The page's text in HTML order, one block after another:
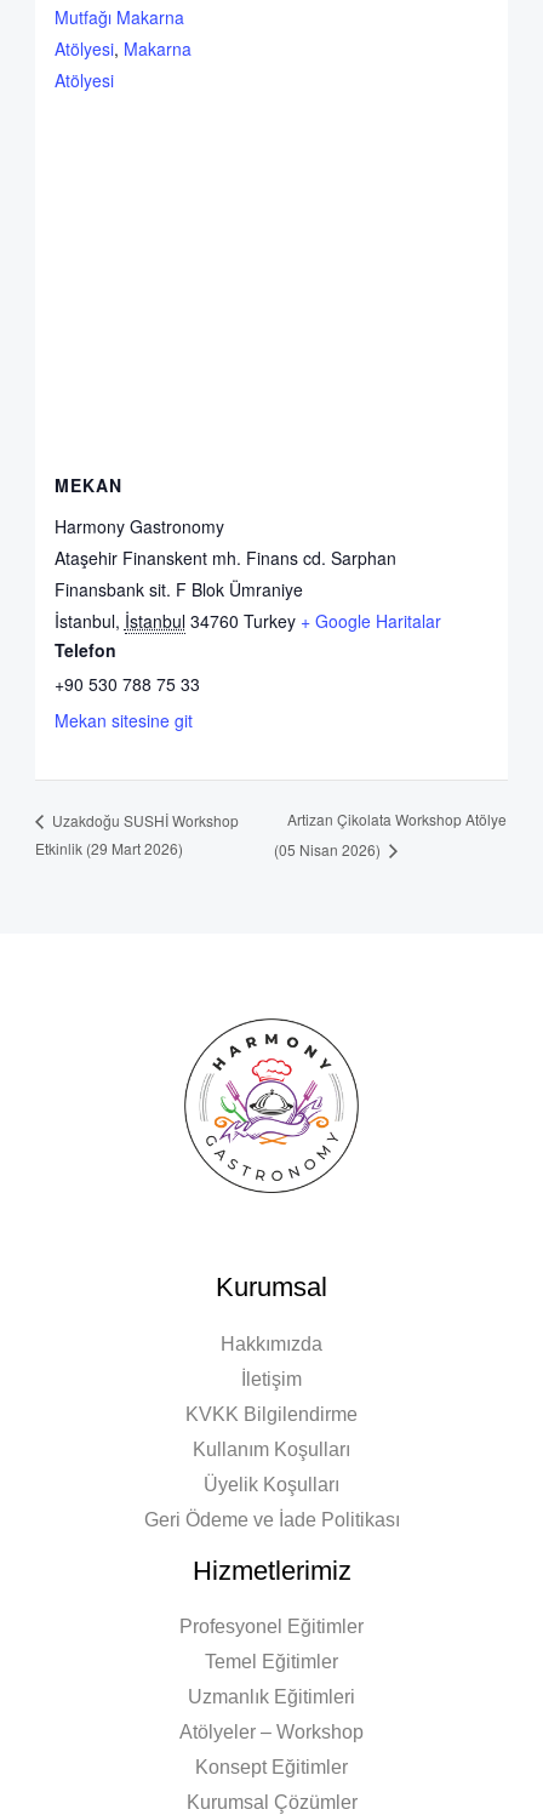
Mutfağı Makarna
Atölyesi, Makarna
Atölyesi
MEKAN
Harmony Gastronomy
Ataşehir Finanskent mh. Finans cd. Sarphan
Finansbank sit. F Blok Ümraniye
İstanbul, İstanbul 34760 Turkey + Google Haritalar
Telefon
+90 530 788 75 33
Mekan sitesine git
Uzakdoğu SUSHİ Workshop
Etkinlik (29 Mart 2026)
Artizan Çikolata Workshop Atölye
(05 Nisan 2026)
Kurumsal
Hakkımızda
İletişim
KVKK Bilgilendirme
Kullanım Koşulları
Üyelik Koşulları
Geri Ödeme ve İade Politikası
Hizmetlerimiz
Profesyonel Eğitimler
Temel Eğitimler
Uzmanlık Eğitimleri
Atölyeler – Workshop
Konsept Eğitimler
Kurumsal Çözümler